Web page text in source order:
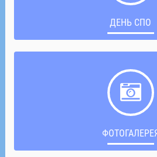
ДЕНЬ СПО